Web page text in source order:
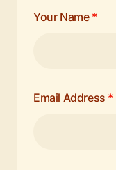
Your Name *
Email Address *